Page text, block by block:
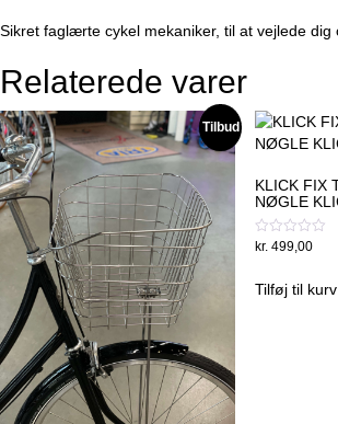
Sikret faglærte cykel mekaniker, til at vejlede dig
Relaterede varer
Tilbud
KLICK FIX
NØGLE
Vurderet
af
5
kr.499,00
Tilføj til kurv